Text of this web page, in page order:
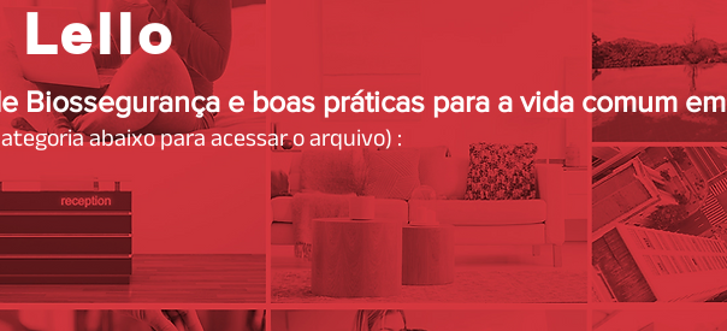
Lello
Biossegurança e boas práticas para a vida comum em
abaixo para acessar o arquivo) :